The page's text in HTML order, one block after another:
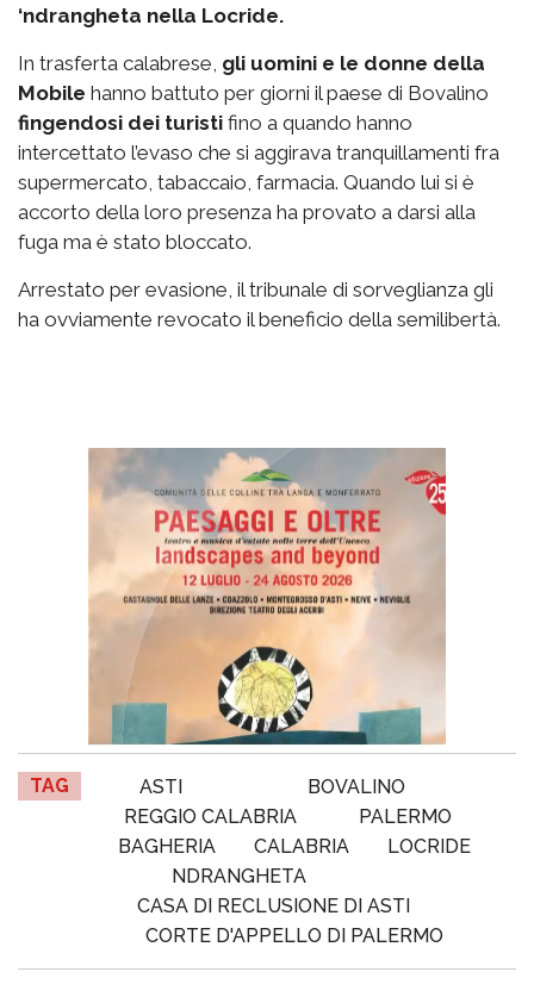
‘ndrangheta nella Locride.
In trasferta calabrese, gli uomini e le donne della
Mobile hanno battuto per giorni il paese di Bovalino
fingendosi dei turisti fino a quando hanno
intercettato l’evaso che si aggirava tranquillamenti fra
supermercato, tabaccaio, farmacia. Quando lui si è
accorto della loro presenza ha provato a darsi alla
fuga ma è stato bloccato.
Arrestato per evasione, il tribunale di sorveglianza gli
ha ovviamente revocato il beneficio della semilibertà.
TAG ASTI
BOVALINO
REGGIO CALABRIA
PALERMO
BAGHERIA
CALABRIA
LOCRIDE
NDRANGHETA
CASA DI RECLUSIONE DI ASTI
CORTE D'APPELLO DI PALERMO